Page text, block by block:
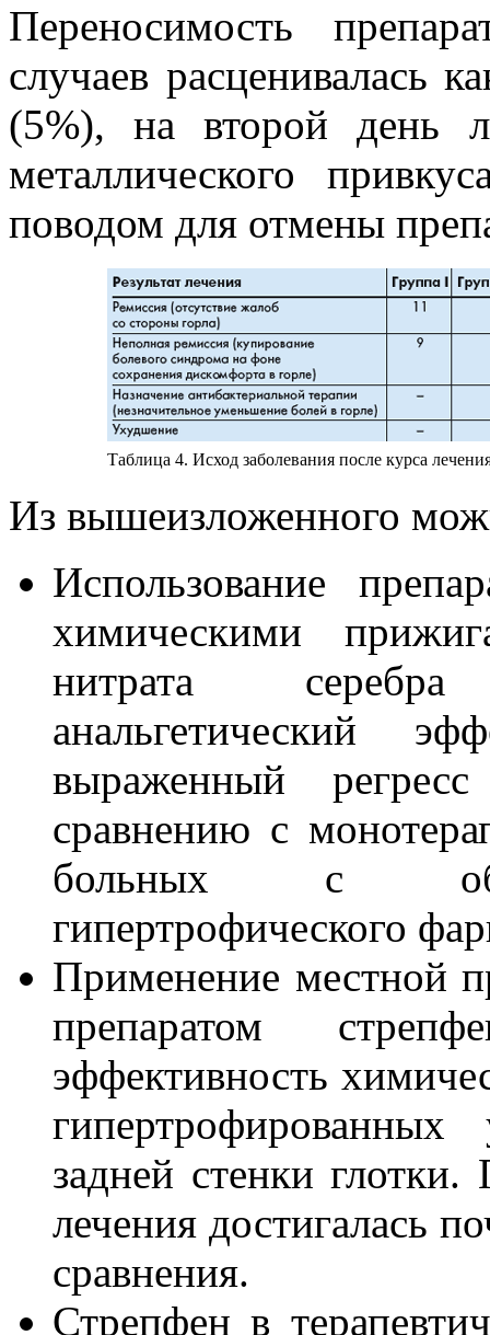
Переносимость
случаев расценивалась
(5%), на второй день
металлического
поводом для отмены
Таблица 4. Исход заболевания после курса
Из вышеизложенного
Использование
химическими
нитрата
анальгетический
выраженный
сравнению с
больных с
гипертрофического
Применение местной
препаратом
эффективность
задней стенки
лечения достигалась
сравнения.
Стрепфен в